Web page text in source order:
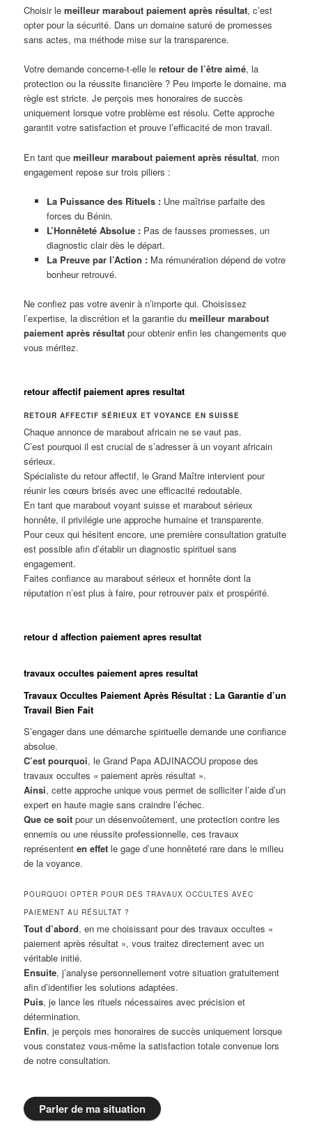
Choisir lemeilleur marabout paiement après résultat, c’est
opter pour la sécurité. Dans un domaine saturé de promesses
sans actes, ma méthode mise sur la transparence.
Votre demande concerne-t-elle leretour de l’être aimé, la
protection ou la réussite financière ? Peu importe le domaine, ma
règle est stricte. Je perçois mes honoraires de succès
uniquement lorsque votre problème est résolu. Cette approche
garantit votre satisfaction et prouve l’efficacité de mon travail.
En tant quemeilleur marabout paiement après résultat, mon
engagement repose sur trois piliers :
La Puissance des Rituels :Une maîtrise parfaite des
forces du Bénin.
L’Honnêteté Absolue :Pas de fausses promesses, un
diagnostic clair dès le départ.
La Preuve par l’Action :Ma rémunération dépend de votre
bonheur retrouvé.
Ne confiez pas votre avenir à n’importe qui. Choisissez
l’expertise, la discrétion et la garantie dumeilleur marabout
paiement après résultat pour obtenir enfin les changements que
vous méritez.
retour affectif paiement apres resultat
RETOUR AFFECTIF SÉRIEUX ET VOYANCE EN SUISSE
Chaque annonce de marabout africain ne se vaut pas.
C’est pourquoi il est crucial de s’adresser à un voyant africain
sérieux.
Spécialiste du retour affectif, le Grand Maître intervient pour
réunir les cœurs brisés avec une efficacité redoutable.
En tant que marabout voyant suisse et marabout sérieux
honnête, il privilégie une approche humaine et transparente.
Pour ceux qui hésitent encore, une première consultation gratuite
est possible afin d’établir un diagnostic spirituel sans
engagement.
Faites confiance au marabout sérieux et honnête dont la
réputation n’est plus à faire, pour retrouver paix et prospérité.
retour d affection paiement apres resultat
travaux occultes paiement apres resultat
Travaux Occultes Paiement Après Résultat : La Garantie d’un
Travail Bien Fait
S’engager dans une démarche spirituelle demande une confiance
absolue.
C’est pourquoi, le Grand Papa ADJINACOU propose des
travaux occultes « paiement après résultat ».
Ainsi, cette approche unique vous permet de solliciter l’aide d’un
expert en haute magie sans craindre l’échec.
Que ce soit pour un désenvoûtement, une protection contre les
ennemis ou une réussite professionnelle, ces travaux
représententen effet le gage d’une honnêteté rare dans le milieu
de la voyance.
POURQUOI OPTER POUR DES TRAVAUX OCCULTES AVEC
PAIEMENT AU RÉSULTAT ?
Tout d’abord, en me choisissant pour des travaux occultes «
paiement après résultat », vous traitez directement avec un
véritable initié.
Ensuite, j’analyse personnellement votre situation gratuitement
afin d’identifier les solutions adaptées.
Puis, je lance les rituels nécessaires avec précision et
détermination.
Enfin, je perçois mes honoraires de succès uniquement lorsque
vous constatez vous-même la satisfaction totale convenue lors
de notre consultation.
Parler de ma situation